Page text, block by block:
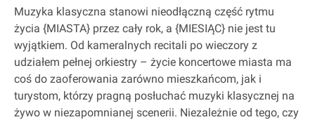
Muzyka klasyczna stanowi nieodłączną część rytmu
życia {MIASTA} przez cały rok, a {MIESIĄC} nie jest tu
wyjątkiem. Od kameralnych recitali po wieczory z
udziałem pełnej orkiestry – życie koncertowe miasta ma
coś do zaoferowania zarówno mieszkańcom, jak i
turystom, którzy pragną posłuchać muzyki klasycznej na
żywo w niezapomnianej scenerii. Niezależnie od tego, czy